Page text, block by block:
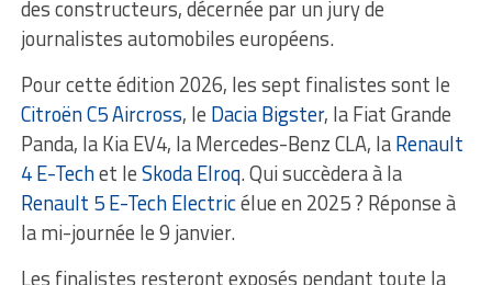
des constructeurs, décernée par un jury de
journalistes automobiles européens.
Pour cette édition 2026, les sept finalistes sont le
Citroën C5 Aircross, le Dacia Bigster, la Fiat Grande
Panda, la Kia EV4, la Mercedes-Benz CLA, laRenault
4 E-Techet leSkoda Elroq. Qui succèdera à la
Renault 5 E-Tech Electricélue en 2025 ? Réponse à
la mi-journée le 9 janvier.
Les finalistes resteront exposés pendant toute la